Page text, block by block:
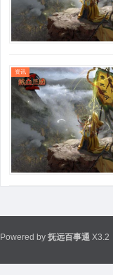
资讯
Powered by 抚远百事通 X3.2